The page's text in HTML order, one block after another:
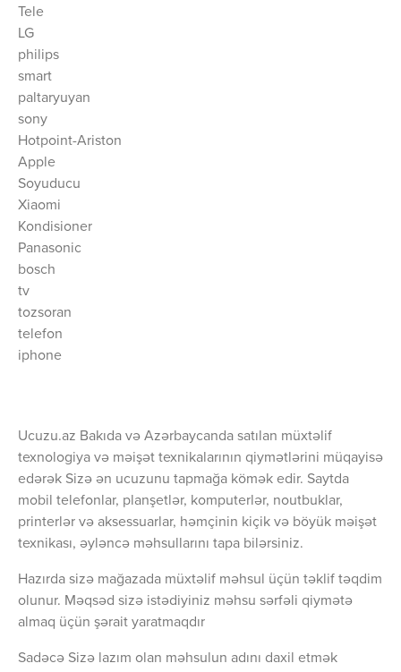
Tele
LG
philips
smart
paltaryuyan
sony
Hotpoint-Ariston
Apple
Soyuducu
Xiaomi
Kondisioner
Panasonic
bosch
tv
tozsoran
telefon
iphone
Ucuzu.az Bakıda və Azərbaycanda satılan müxtəlif
texnologiya və məişət texnikalarının qiymətlərini müqayisə
edərək Sizə ən ucuzunu tapmağa kömək edir. Saytda
mobil telefonlar, planşetlər, komputerlər, noutbuklar,
printerlər və aksessuarlar, həmçinin kiçik və böyük məişət
texnikası, əyləncə məhsullarını tapa bilərsiniz.
Hazırda sizə mağazada müxtəlif məhsul üçün təklif təqdim
olunur. Məqsəd sizə istədiyiniz məhsu sərfəli qiymətə
almaq üçün şərait yaratmaqdır
Sadəcə Sizə lazım olan məhsulun adını daxil etmək